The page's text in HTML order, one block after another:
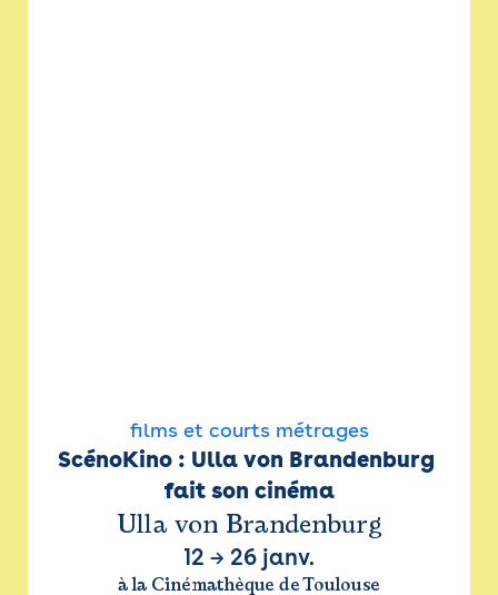
films et courts métrages
ScénoKino : Ulla von Brandenburg
fait son cinéma
Ulla von Brandenburg
12 → 26 janv.
à la Cinémathèque de Toulouse